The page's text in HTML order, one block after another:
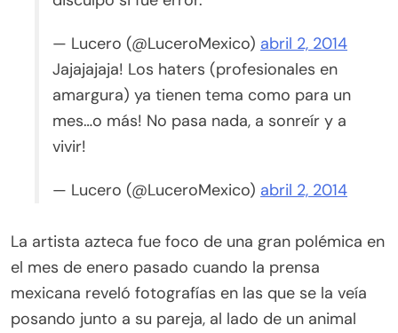
— Lucero (@LuceroMexico) abril 2, 2014
Jajajajaja! Los haters (profesionales en
amargura) ya tienen tema como para un
mes…o más! No pasa nada, a sonreír y a
vivir!
— Lucero (@LuceroMexico) abril 2, 2014
La artista azteca fue foco de una gran polémica en
el mes de enero pasado cuando la prensa
mexicana reveló fotografías en las que se la veía
posando junto a su pareja, al lado de un animal